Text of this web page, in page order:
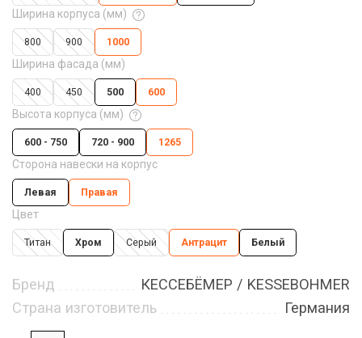
Ширина корпуса (мм)
800 900 1000
Ширина фасада (мм)
400 450 500 600
Высота корпуса (мм)
600 - 750 720 - 900 1265
Сторона навески на корпус
Левая Правая
Цвет
Титан Хром Серый Антрацит Белый
Бренд
КЕССЕБЁМЕР / KESSEBOHMER
Страна изготовитель
Германия